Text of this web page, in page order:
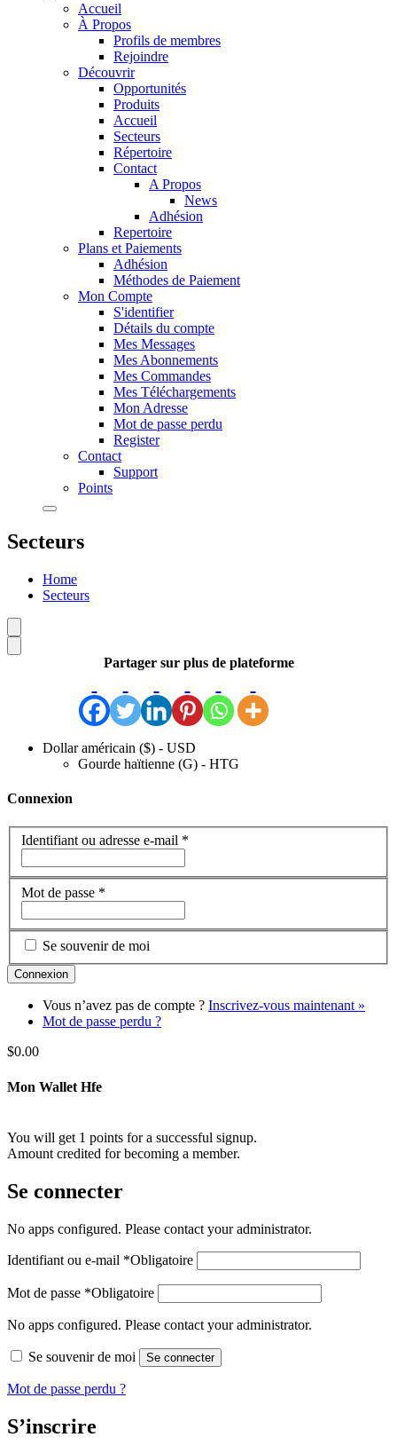
Accueil
À Propos
Profils de membres
Rejoindre
Découvrir
Opportunités
Produits
Accueil
Secteurs
Répertoire
Contact
A Propos
News
Adhésion
Repertoire
Plans et Paiements
Adhésion
Méthodes de Paiement
Mon Compte
S'identifier
Détails du compte
Mes Messages
Mes Abonnements
Mes Commandes
Mes Téléchargements
Mon Adresse
Mot de passe perdu
Register
Contact
Support
Points
Secteurs
Home
Secteurs
Partager sur plus de plateforme
Dollar américain ($) - USD
Gourde haïtienne (G) - HTG
Connexion
Identifiant ou adresse e-mail *
Mot de passe *
Se souvenir de moi
Vous n’avez pas de compte ? Inscrivez-vous maintenant »
Mot de passe perdu ?
$0.00
Mon Wallet Hfe
You will get 1 points for a successful signup.
Amount credited for becoming a member.
Se connecter
No apps configured. Please contact your administrator.
Identifiant ou e-mail *Obligatoire
Mot de passe *Obligatoire
No apps configured. Please contact your administrator.
Se souvenir de moi Se connecter
Mot de passe perdu ?
S’inscrire